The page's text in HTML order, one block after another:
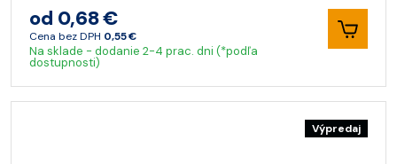
od 0,68 €
Cena bez DPH 0,55 €
Na sklade - dodanie 2-4 prac. dni (*podľa
dostupnosti)
Výpredaj